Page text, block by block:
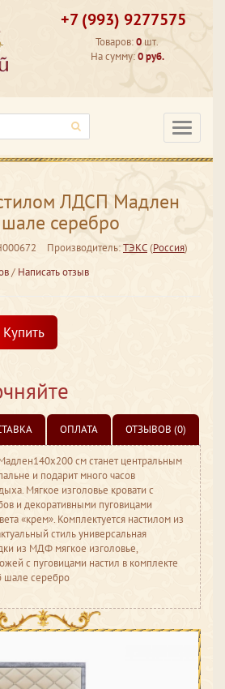
+7 (993) 9277575
Товаров:0 шт.
На сумму:0 руб.
ЛДСП Мадлен
серебро
Производитель:ТЭКС(Россия)
/ Написать отзыв
Купить
ОПЛАТА ОТЗЫВОВ (0)
см станет центральным
и подарит много часов
Мягкое изголовье кровати с
и декоративными пуговицами
«крем». Комплектуется настилом из
стиль универсальная
из МДФ мягкое изголовье,
с пуговицами настил в комплекте
шале серебро